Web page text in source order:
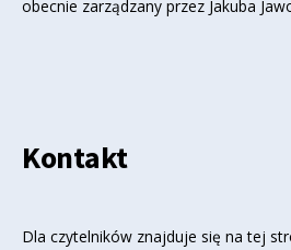
obecnie zarządzany przez Jakuba
Kontakt
Dla czytelników znajduje się na tej